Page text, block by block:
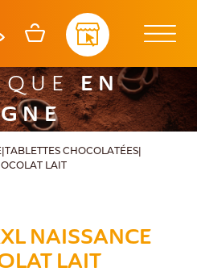
EN
| TABLETTES CHOCOLATÉES|
LAIT
NAISSANCE
LAIT